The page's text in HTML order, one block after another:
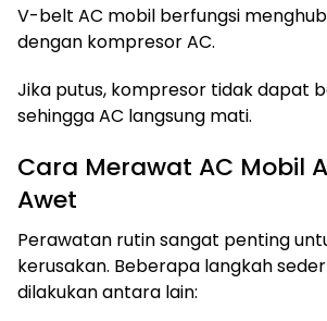
V-belt AC mobil berfungsi
dengan kompresor AC.
Jika putus, kompresor tidak dapat
sehingga AC langsung mati.
Cara Merawat AC Mobil
Awet
Perawatan rutin sangat penting
kerusakan. Beberapa langkah
dilakukan antara lain: